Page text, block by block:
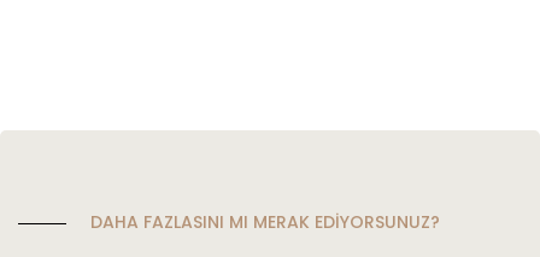
DAHA FAZLASINI MI MERAK EDİYORSUNUZ?